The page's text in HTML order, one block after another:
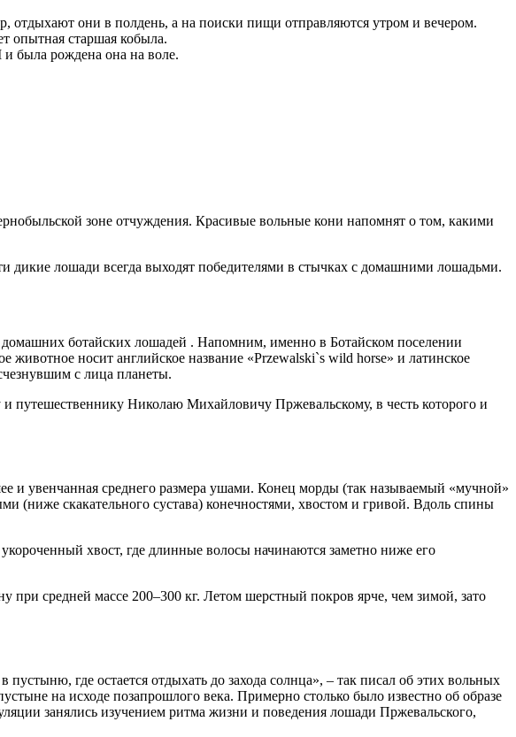
отдыхают они в полдень, а на поиски пищи отправляются утром и вечером.
опытная старшая кобыла.
была рождена она на воле.
зоне отчуждения. Красивые вольные кони напомнят о том, какими
дикие лошади всегда выходят победителями в стычках с домашними лошадьми.
ботайских лошадей . Напомним, именно в Ботайском поселении
носит английское название «Przewalski`s wild horse» и латинское
с лица планеты.
путешественнику Николаю Михайловичу Пржевальскому, в честь которого и
и увенчанная среднего размера ушами. Конец морды (так называемый «мучной»
(ниже скакательного сустава) конечностями, хвостом и гривой. Вдоль спины
хвост, где длинные волосы начинаются заметно ниже его
при средней массе 200–300 кг. Летом шерстный покров ярче, чем зимой, зато
где остается отдыхать до захода солнца», – так писал об этих вольных
на исходе позапрошлого века. Примерно столько было известно об образе
занялись изучением ритма жизни и поведения лошади Пржевальского,